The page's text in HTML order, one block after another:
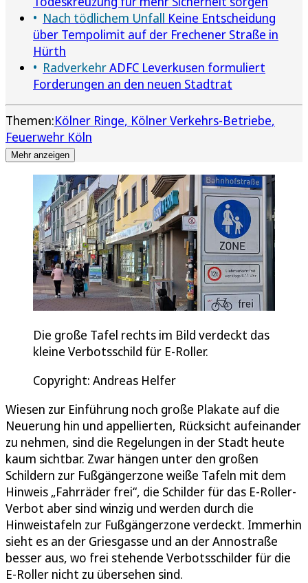
Nach tödlichem Unfall Keine Entscheidung
über Tempolimit auf der Frechener Straße in
Hürth
RadverkehrADFC Leverkusen formuliert
Forderungen an den neuen Stadtrat
Themen:Kölner Ringe Kölner Verkehrs-Betriebe
Feuerwehr Köln
Mehr anzeigen
Die große Tafel rechts im Bild verdeckt das
kleine Verbotsschild für E-Roller.
Copyright: Andreas Helfer
Wiesen zur Einführung noch große Plakate auf die
Neuerung hin und appellierten, Rücksicht aufeinander
zu nehmen, sind die Regelungen in der Stadt heute
kaum sichtbar. Zwar hängen unter den großen
Schildern zur Fußgängerzone weiße Tafeln mit dem
Hinweis „Fahrräder frei“, die Schilder für das E-Roller-
Verbot aber sind winzig und werden durch die
Hinweistafeln zur Fußgängerzone verdeckt. Immerhin
sieht es an der Griesgasse und an der Annostraße
besser aus, wo frei stehende Verbotsschilder für die
E-Roller nicht zu übersehen sind.